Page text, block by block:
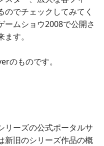
でチェックしてみてく
ームショウ2008で公開さ
す。
のものです。
リーズの公式ポータルサ
新旧のシリーズ作品の概